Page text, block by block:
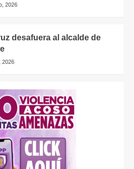
2026
desafuera al alcalde de
2026